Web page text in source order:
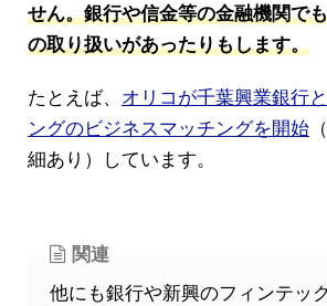
せん。銀行や信金等の金融機関で
の取り扱いがあったりもします。
たとえば、 オリコが千葉興業銀行
ングのビジネスマッチングを開始
細あり）しています。
関連
他にも銀行や新興のフィンテッ